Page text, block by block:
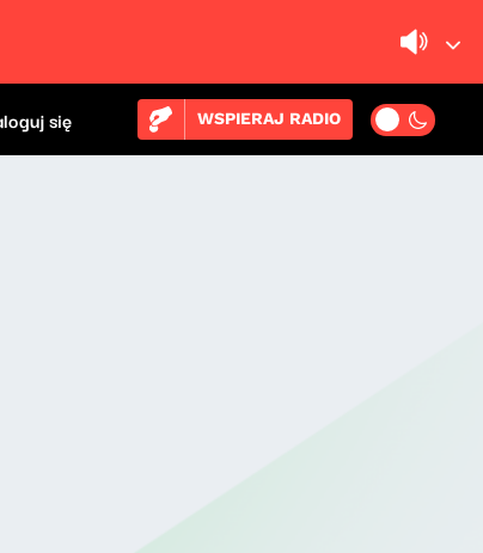
się WSPIERAJ RADIO